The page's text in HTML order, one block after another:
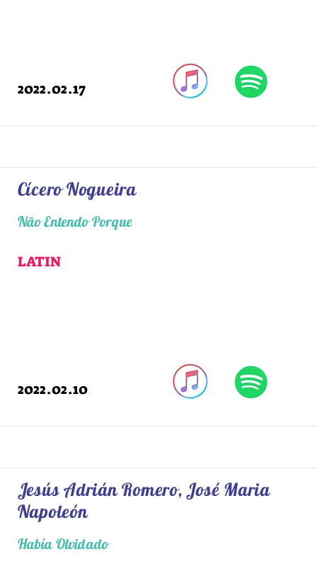
2022.02.17
Cícero Nogueira
Não Entendo Porque
LATIN
2022.02.10
Jesús Adrián Romero, José Maria
Napoleón
Había Olvidado